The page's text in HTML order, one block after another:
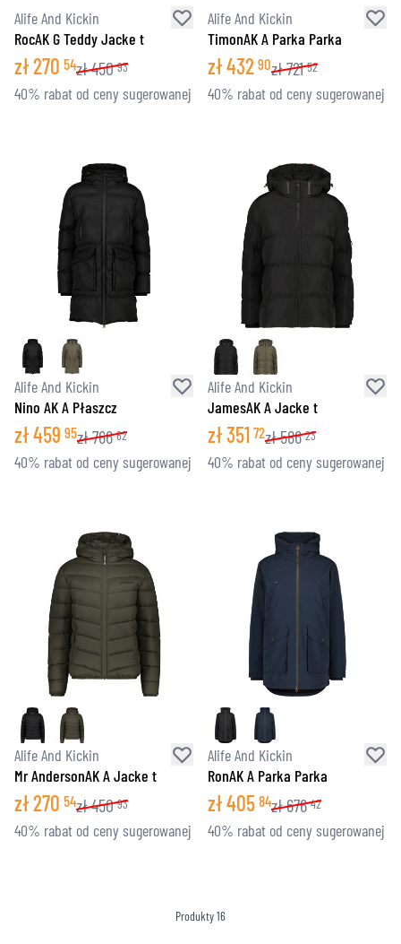
Alife And Kickin
RocAK G Teddy Jacke t
zł270 54zł450 93
40% rabat od ceny sugerowanej
Alife And Kickin
TimonAK A Parka Parka
zł432 90zł721 52
40% rabat od ceny sugerowanej
Alife And Kickin
Nino AK A Płaszcz
zł459 95zł766 62
40% rabat od ceny sugerowanej
Alife And Kickin
JamesAK A Jacke t
zł351 72zł586 23
40% rabat od ceny sugerowanej
Alife And Kickin
Mr AndersonAK A Jacke t
zł270 54zł450 93
40% rabat od ceny sugerowanej
Alife And Kickin
RonAK A Parka Parka
zł405 84zł676 42
40% rabat od ceny sugerowanej
Produkty16